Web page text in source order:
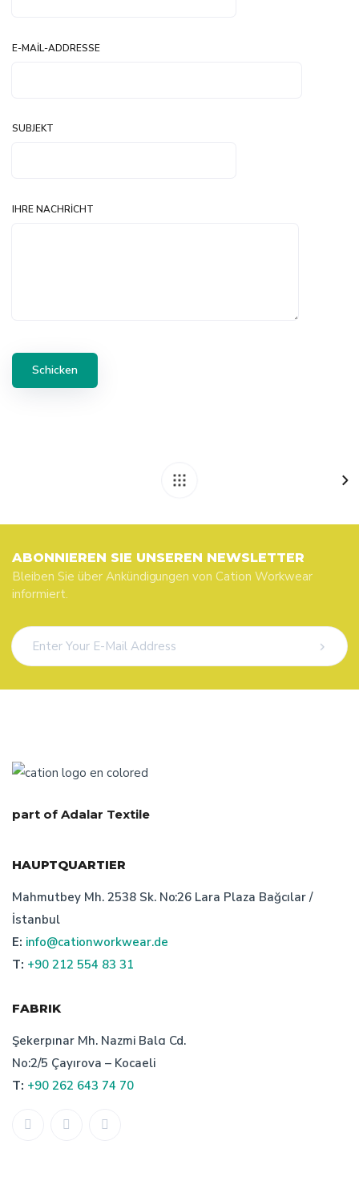
E-MAIL-ADDRESSE
SUBJEKT
IHRE NACHRICHT
ABONNIEREN SIE UNSEREN NEWSLETTER
Bleiben Sie über Ankündigungen von Cation Workwear
informiert.
part of Adalar Textile
HAUPTQUARTIER
Mahmutbey Mh. 2538 Sk. No:26 Lara Plaza Bağcılar /
İstanbul
E: info@cationworkwear.de
T: +90 212 554 83 31
FABRIK
Şekerpınar Mh. Nazmi Balcı Cd.
No:2/5 Çayırova – Kocaeli
T: +90 262 643 74 70